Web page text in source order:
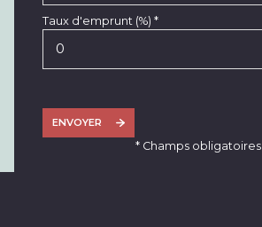
Taux d'emprunt (%) *
ENVOYER
* Champs obligatoires